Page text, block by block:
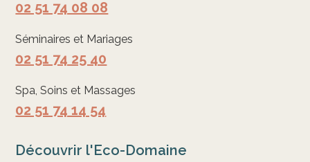
02 51 74 08 08
Séminaires et Mariages
02 51 74 25 40
Spa, Soins et Massages
02 51 74 14 54
Découvrir l'Eco-Domaine